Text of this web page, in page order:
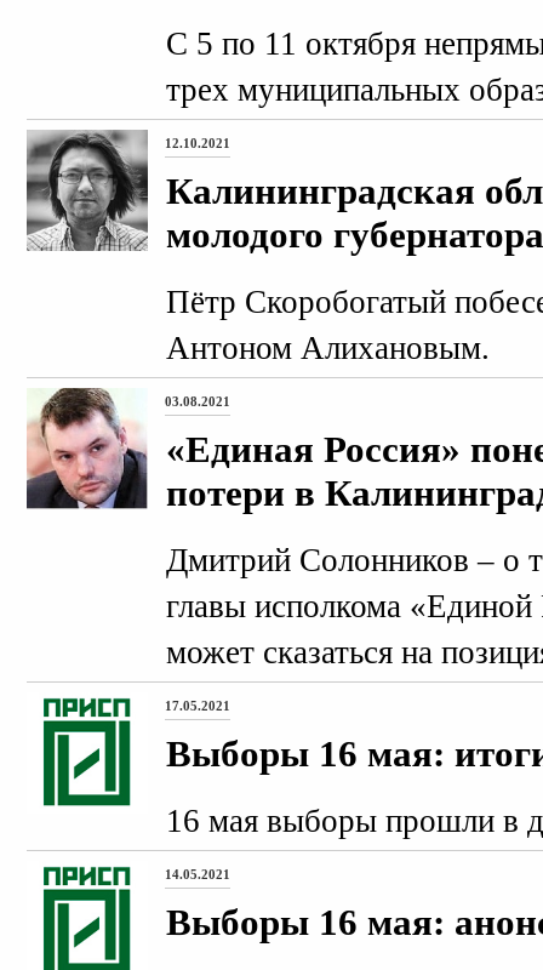
С 5 по 11 октября
трех муниципальных
12.10.2021
Калининградская
молодого губернатора
Пётр Скоробогатый
Антоном Алихановым.
03.08.2021
«Единая Россия»
потери в
Дмитрий Солонников – о
главы исполкома
может сказаться на
17.05.2021
Выборы 16 мая:
16 мая выборы прошли в
14.05.2021
Выборы 16 мая: